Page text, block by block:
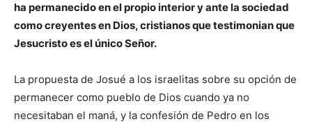
ha permanecido en el propio interior y ante la sociedad
como creyentes en Dios, cristianos que testimonian que
Jesucristo es el único Señor.
La propuesta de Josué a los israelitas sobre su opción de
permanecer como pueblo de Dios cuando ya no
necesitaban el maná, y la confesión de Pedro en los